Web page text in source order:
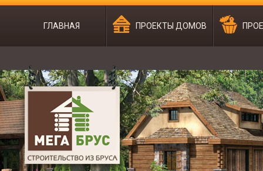
ГЛАВНАЯ ПРОЕКТЫ ДОМОВ